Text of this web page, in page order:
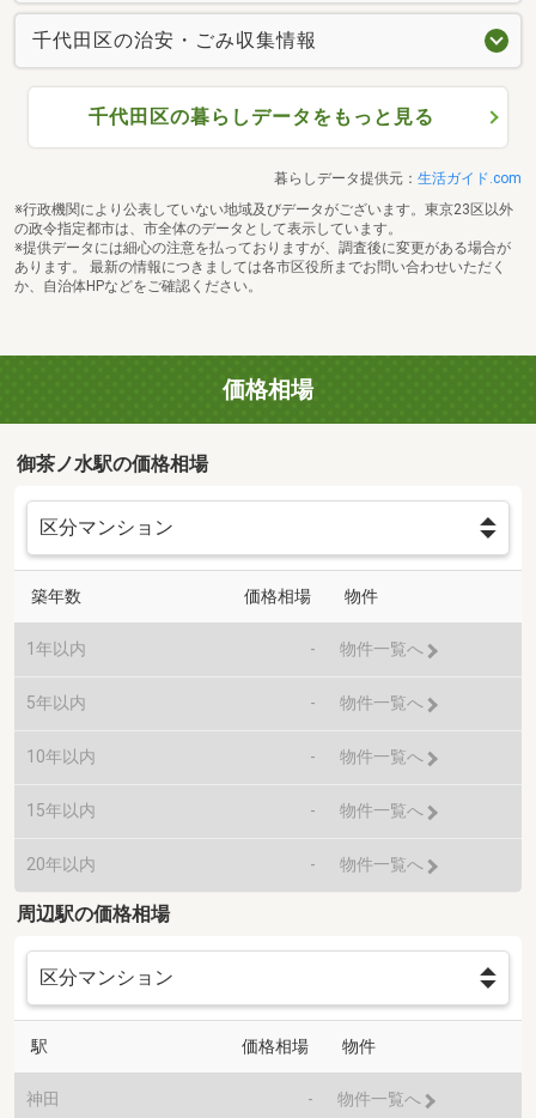
千代田区の治安・ごみ収集情報
千代田区の暮らしデータをもっと見る
暮らしデータ提供元： 生活ガイド.com
※行政機関により公表していない地域及びデータがございます。東京23区以外
の政令指定都市は、市全体のデータとして表示しています。
※提供データには細心の注意を払っておりますが、調査後に変更がある場合が
あります。 最新の情報につきましては各市区役所までお問い合わせいただく
か、自治体HPなどをご確認ください。
価格相場
御茶ノ水駅の価格相場
築年数 価格相場 物件
1年以内 - 物件一覧へ
5年以内 - 物件一覧へ
10年以内 - 物件一覧へ
15年以内 - 物件一覧へ
20年以内 - 物件一覧へ
周辺駅の価格相場
駅 価格相場 物件
神田 - 物件一覧へ